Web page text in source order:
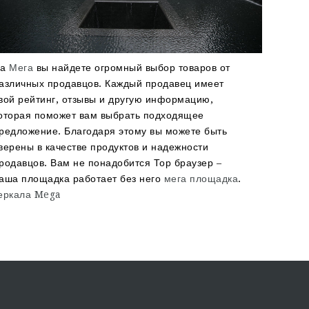
Мега вы найдете огромный выбор товаров от
продавцов. Каждый продавец имеет
рейтинг, отзывы и другую информацию,
поможет вам выбрать подходящее
Благодаря этому вы можете быть
в качестве продуктов и надежности
Вам не понадобится Тор браузер –
площадка работает без него мега площадка.
Mega